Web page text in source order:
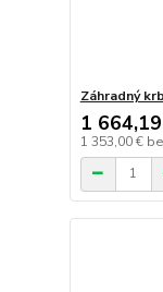
Záhradný
1
1 353,00 €